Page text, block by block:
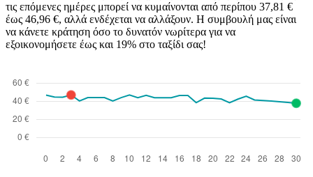
τις επόμενες ημέρες μπορεί να κυμαίνονται από περίπου 37,81 €
έως 46,96 €, αλλά ενδέχεται να αλλάξουν. Η συμβουλή μας είναι
να κάνετε κράτηση όσο το δυνατόν νωρίτερα για να
εξοικονομήσετε έως και 19% στο ταξίδι σας!